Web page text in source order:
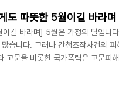
도 따뜻한 5월이길 바라며
길 바라며] 5월은 가정의 달입니
습니다. 그러나 간첩조작사건의 피
고문을 비롯한 국가폭력은 고문피
짓의 여인숙에서 홀로 살아가고 있